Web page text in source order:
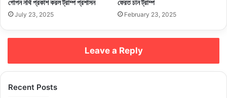
গোপন নথি প্রকাশ করল ট্রাম্প প্রশাসন
July 23, 2025
ফেরত চান ট্রাম্প
February 23, 2025
Leave a Reply
Recent Posts